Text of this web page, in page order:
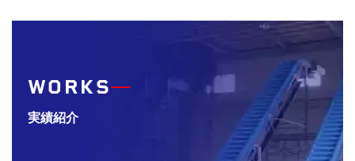
WORKS
実績紹介